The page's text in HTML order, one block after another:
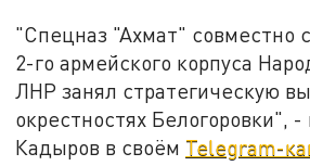
"Спецназ "Ахмат" совместно
2-го армейского корпуса
ЛНР занял стратегическую
окрестностях Белогоровки", -
Кадыров в своём Telegram-